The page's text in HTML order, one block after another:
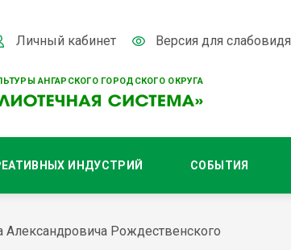
АНГАРСКОГО ГОРОДСКОГО ОКРУГА
Личный кабинет Версия для
ИНДУСТРИЙ СОБЫТИЯ
Рождественского